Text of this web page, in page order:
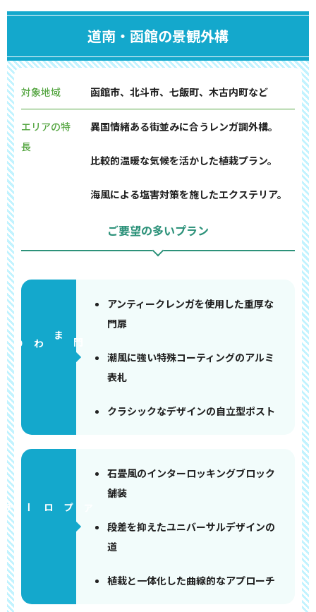
道南・函館の景観外構
対象地域 函館市、北斗市、七飯町、木古内町など
エリアの特
長
異国情緒ある街並みに合うレンガ調外構。
比較的温暖な気候を活かした植栽プラン。
海風による塩害対策を施したエクステリア。
ご要望の多いプラン
門まわり
アンティークレンガを使用した重厚な
門扉
潮風に強い特殊コーティングのアルミ
表札
クラシックなデザインの自立型ポスト
アプローチ
石畳風のインターロッキングブロック
舗装
段差を抑えたユニバーサルデザインの
道
植栽と一体化した曲線的なアプローチ